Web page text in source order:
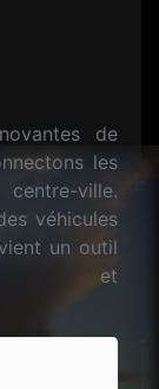
de
les
ville.
véhicules
un outil
et